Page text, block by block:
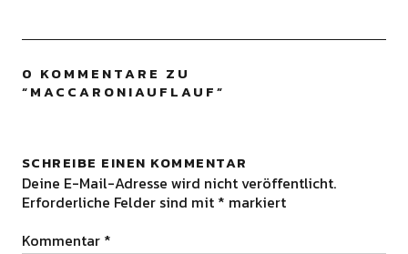
0 KOMMENTARE ZU
“MACCARONIAUFLAUF”
SCHREIBE EINEN KOMMENTAR
Deine E-Mail-Adresse wird nicht veröffentlicht.
Erforderliche Felder sind mit * markiert
Kommentar *